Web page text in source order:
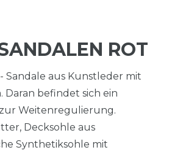
ROT
Sandale aus Kunstleder mit
Daran befindet sich ein
Weitenregulierung.
Decksohle aus
Synthetiksohle mit